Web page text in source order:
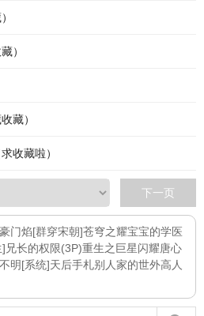
）
藏）
收藏啦）
下一页
豪门焰[群穿宋朝]苍穹之耀宝宝的学医
兄长的权限(3P)重生之巨星闪耀唐心
明[系统]天后手札别人家的世外高人